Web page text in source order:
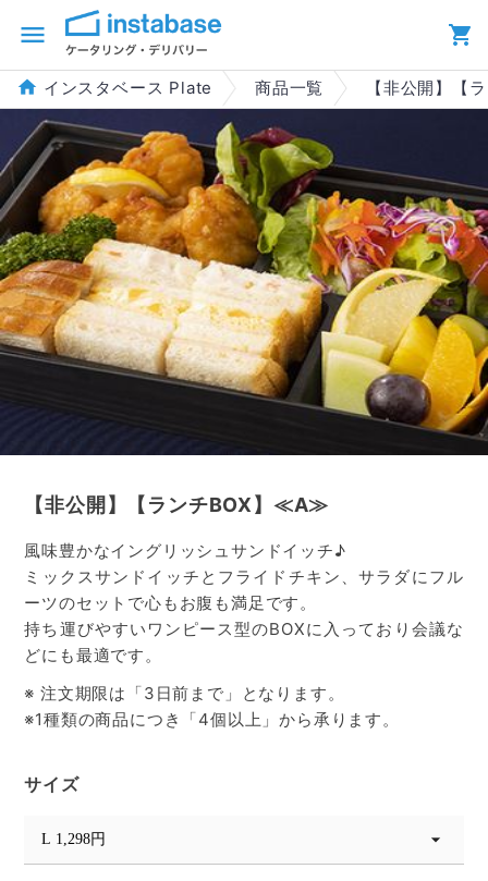
インスタベース Plate 商品一覧 【非公開】【
【非公開】【ランチBOX】≪A≫
風味豊かなイングリッシュサンドイッチ♪
ミックスサンドイッチとフライドチキン、サラダにフル
ーツのセットで心もお腹も満足です。
持ち運びやすいワンピース型のBOXに入っており会議な
どにも最適です。
※ 注文期限は「3日前まで」となります。
※1種類の商品につき「4個以上」から承ります。
サイズ